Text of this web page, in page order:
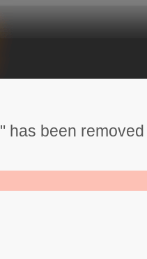
" has been